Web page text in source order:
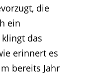
die
ein
das
erinnert es
bereits Jahr